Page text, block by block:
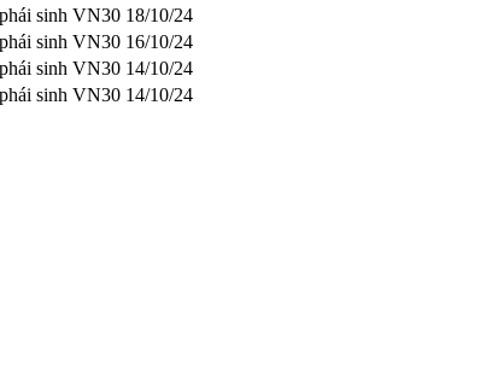
sinh VN30 18/10/24
sinh VN30 16/10/24
sinh VN30 14/10/24
sinh VN30 14/10/24